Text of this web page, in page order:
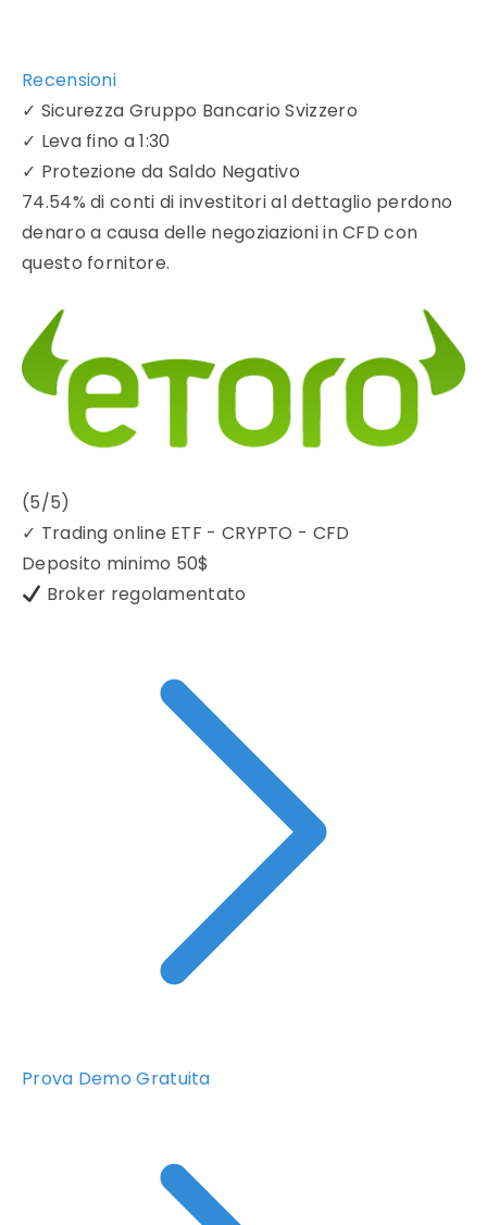
Recensioni
✓ Sicurezza Gruppo Bancario Svizzero
✓ Leva fino a 1:30
✓ Protezione da Saldo Negativo
74.54% di conti di investitori al dettaglio perdono
denaro a causa delle negoziazioni in CFD con
questo fornitore.
(5/5)
✓ Trading online ETF - CRYPTO - CFD
Deposito minimo 50$
Broker regolamentato
Prova Demo Gratuita